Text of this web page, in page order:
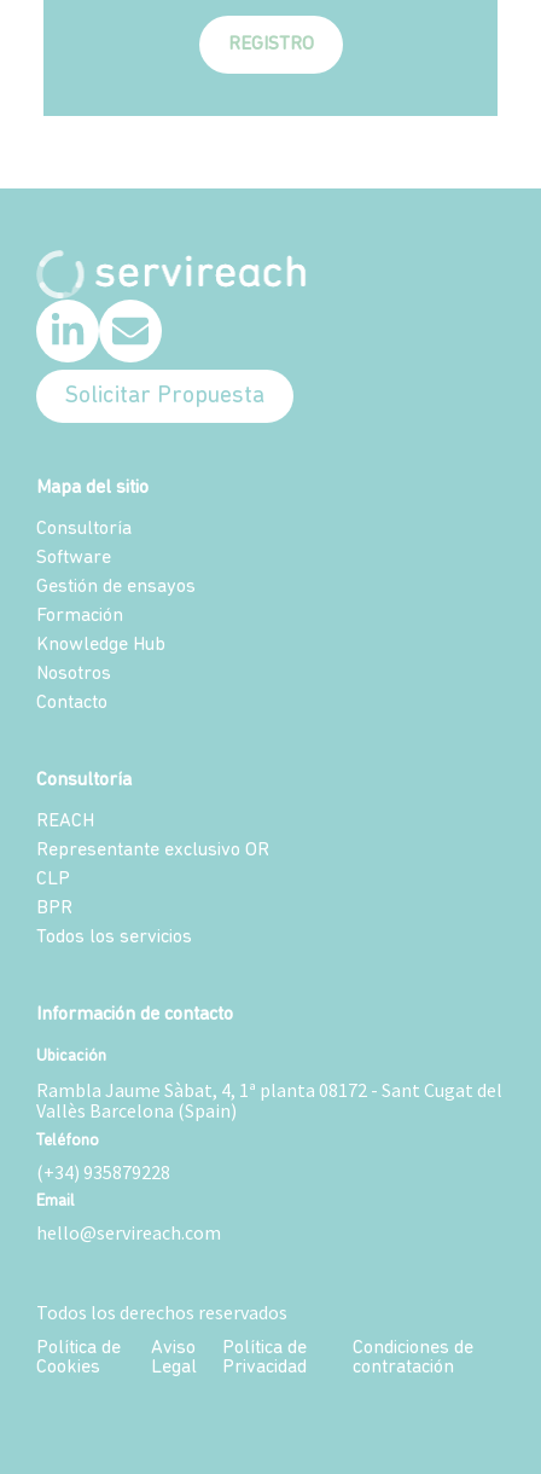
REGISTRO
Solicitar Propuesta
Mapa del sitio
Consultoría
Software
Gestión de ensayos
Formación
Knowledge Hub
Nosotros
Contacto
Consultoría
REACH
Representante exclusivo OR
CLP
BPR
Todos los servicios
Información de contacto
Ubicación
Rambla Jaume Sàbat, 4, 1ª planta 08172 - Sant Cugat del
Vallès Barcelona (Spain)
Teléfono
(+34) 935879228
Email
hello@servireach.com
Todos los derechos reservados
Política de
Cookies
Aviso
Legal
Política de
Privacidad
Condiciones de
contratación